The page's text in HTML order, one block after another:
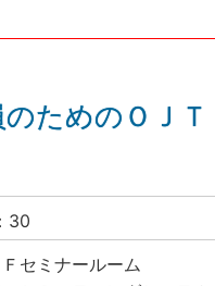
ためのＯＪ
30
セミナールーム